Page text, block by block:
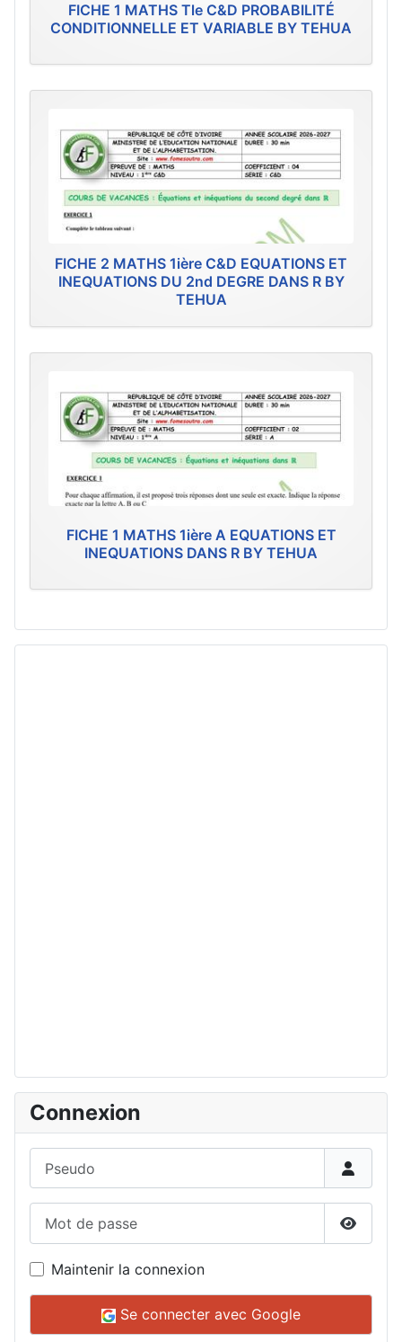
FICHE 1 MATHS Tle C&D PROBABILITÉ
CONDITIONNELLE ET VARIABLE BY TEHUA
FICHE 2 MATHS 1ière C&D EQUATIONS ET
INEQUATIONS DU 2nd DEGRE DANS R BY
TEHUA
FICHE 1 MATHS 1ière A EQUATIONS ET
INEQUATIONS DANS R BY TEHUA
Connexion
Maintenir la connexion
Se connecter avec Google